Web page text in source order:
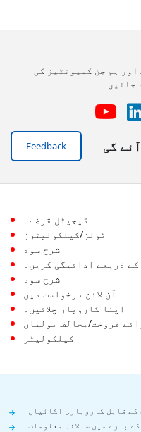
ہم جن کمیونٹیز کی
جانیں۔
گی Feedback
ڈیجیٹل قرضے۔
ٹولز/کیلکولیٹرز
شرح سود
ذریعے ادائیگی کریں۔
شرح سود
آن لائن درخواست دیں
اپنا کاروبار چلائیں۔
فروخت/مخالف بولیاں
کیلکولیٹر
کے قابل کاروباری اکائیاں
بارے میں سالانہ معلومات